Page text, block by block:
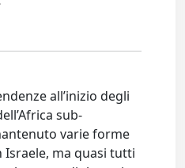
all’inizio degli
sub-
varie forme
ma quasi tutti